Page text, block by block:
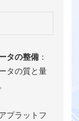
タの整備 ：
タの質と量
プラットフ